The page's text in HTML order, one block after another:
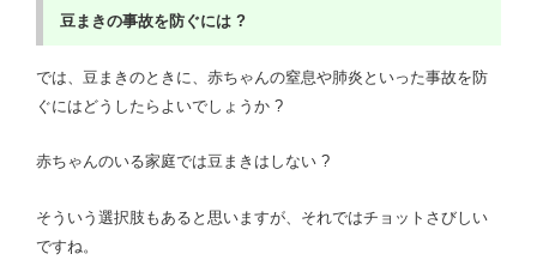
豆まきの事故を防ぐには ?
では、豆まきのときに、赤ちゃんの窒息や肺炎といった事故を防
ぐにはどうしたらよいでしょうか ?
赤ちゃんのいる家庭では豆まきはしない ?
そういう選択肢もあると思いますが、それではチョットさびしい
ですね。